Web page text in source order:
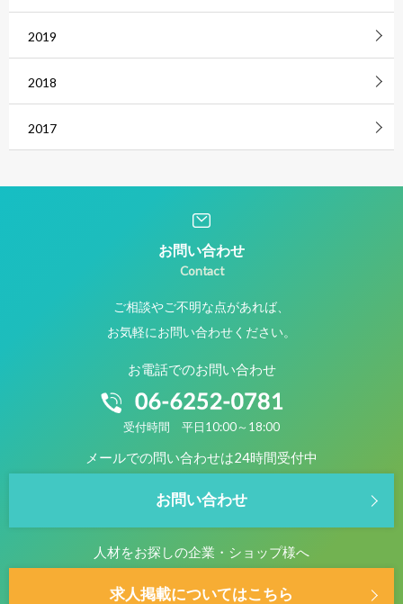
2019
2018
2017
お問い合わせ
Contact
ご相談やご不明な点があれば、
お気軽にお問い合わせください。
お電話でのお問い合わせ
受付時間 平日10:00～18:00
メールでの問い合わせは24時間受付中
お問い合わせ
人材をお探しの企業・ショップ様へ
求人掲載についてはこちら